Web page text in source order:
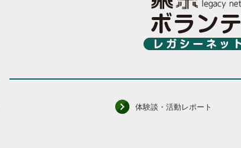
体験談・活動レポート